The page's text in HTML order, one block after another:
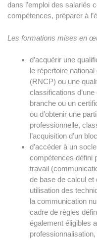
dans l’emploi des salariés
compétences, préparer à
Les formations mises en
d’acquérir une
le répertoire
(RNCP) ou une
classifications
branche ou un
ou d’obtenir une
professionnelle,
l’acquisition d’un
d’accéder à un
compétences défini
travail
de base de calcul et
utilisation des
la communication
cadre de règles
également éligibles